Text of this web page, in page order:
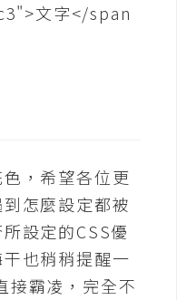
文字</span
，希望各位更
怎麼設定都被
設定的CSS優
也稍稍提醒一
霸凌，完全不